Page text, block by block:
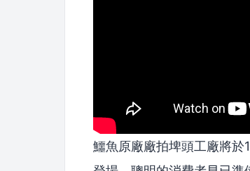
鱷魚原廠廠拍埤頭工廠將